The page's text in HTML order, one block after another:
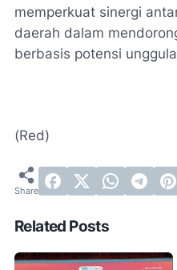
memperkuat sinergi
daerah dalam
berbasis potensi
(Red)
Related Posts